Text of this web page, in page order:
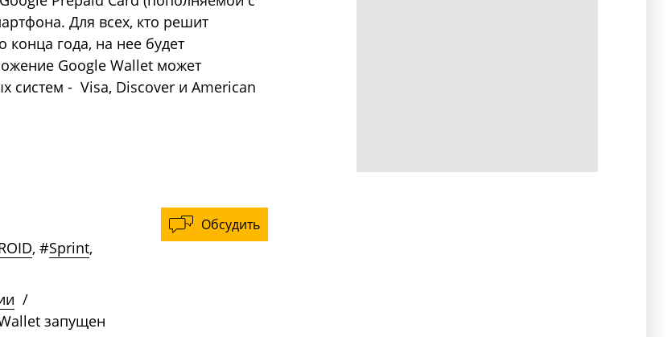
Для всех, кто решит
конца года, на нее будет
Google Wallet может
систем - Visa, Discover и American
Обсудить
, #Sprint,
/
запущен